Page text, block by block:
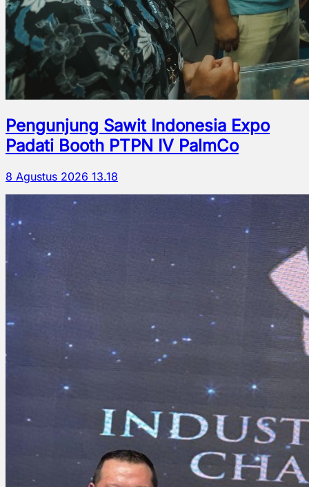
Pengunjung Sawit Indonesia Expo
Padati Booth PTPN IV PalmCo
8 Agustus 2026 13.18